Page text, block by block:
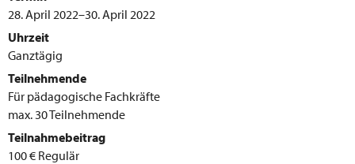
28. April 2022–30. April 2022
Uhrzeit
Ganztägig
Teilnehmende
Für pädagogische Fachkräfte
max. 30 Teilnehmende
Teilnahmebeitrag
100 € Regulär